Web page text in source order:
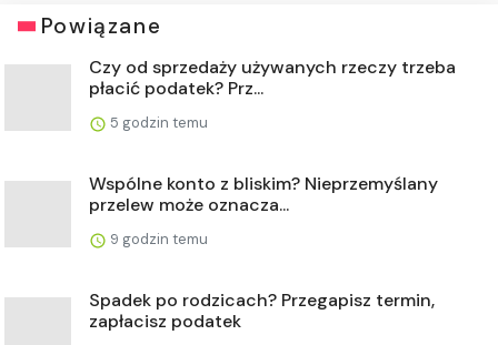
Powiązane
Czy od sprzedaży używanych rzeczy trzeba
płacić podatek? Prz...
5 godzin temu
Wspólne konto z bliskim? Nieprzemyślany
przelew może oznacza...
9 godzin temu
Spadek po rodzicach? Przegapisz termin,
zapłacisz podatek